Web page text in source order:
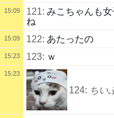
15:09 121: みこちゃんも
ね
15:09 122: あたったの
15:23 123: ｗ
15:23
124: ちい